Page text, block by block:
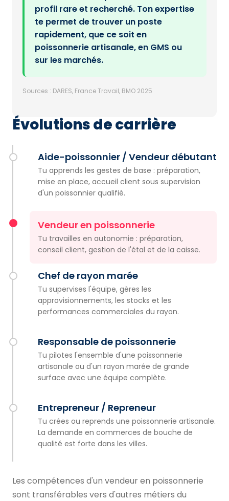
profil rare et recherché. Ton expertise
te permet de trouver un poste
rapidement, que ce soit en
poissonnerie artisanale, en GMS ou
sur les marchés.
Sources : DARES, France Travail, BMO 2025
Évolutions de carrière
Aide-poissonnier / Vendeur débutant
Tu apprends les gestes de base : préparation,
mise en place, accueil client sous supervision
d'un poissonnier qualifié.
Vendeur en poissonnerie
Tu travailles en autonomie : préparation,
conseil client, gestion de l'étal et de la caisse.
Chef de rayon marée
Tu supervises l'équipe, gères les
approvisionnements, les stocks et les
performances commerciales du rayon.
Responsable de poissonnerie
Tu pilotes l'ensemble d'une poissonnerie
artisanale ou d'un rayon marée de grande
surface avec une équipe complète.
Entrepreneur / Repreneur
Tu crées ou reprends une poissonnerie artisanale.
La demande en commerces de bouche de
qualité est forte dans les villes.
Les compétences d'un vendeur en poissonnerie
sont transférables vers d'autres métiers du